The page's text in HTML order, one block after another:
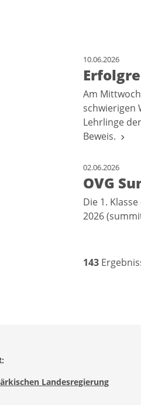
10.06.2026
Am
schwierigen
Lehrlinge
Beweis.
02.06.2026
OVG
Die 1.
2026
143
Landesregierung